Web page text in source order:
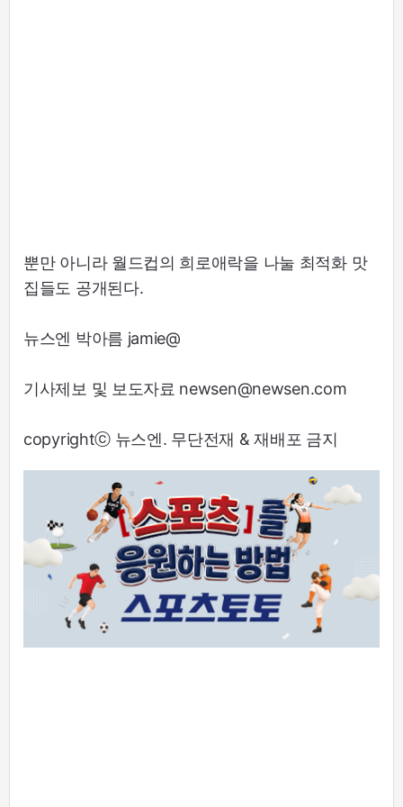
뿐만 아니라 월드컵의 희로애락을 나눌 최적화 맛
집들도 공개된다.
뉴스엔 박아름 jamie@
기사제보 및 보도자료 newsen@newsen.com
copyrightⓒ 뉴스엔. 무단전재 & 재배포 금지